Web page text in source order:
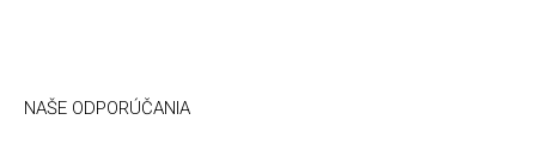
NAŠE ODPORÚČANIA
j